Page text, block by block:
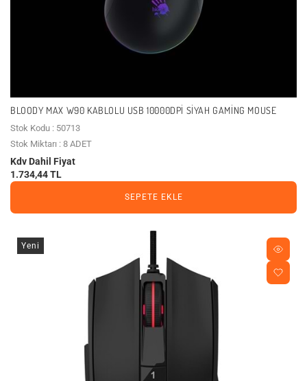
BLOODY MAX W90 KABLOLU USB 10000DPI SIYAH GAMING MOUSE
Stok Kodu : 50713
Stok Miktarı : 8 ADET
Kdv Dahil Fiyat
1.734,44 TL
SEPETE EKLE
Yeni